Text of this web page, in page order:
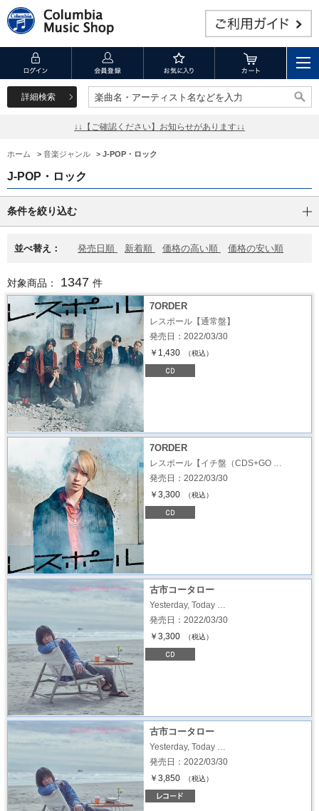
詳細検索 楽曲名・アーティスト名などを入力
楽曲名・アーティスト名などを入力
↓↓【ご確認ください】お知らせがあります↓↓
ホーム > 音楽ジャンル > J-POP・ロック
J-POP・ロック
条件を絞り込む
並べ替え： 発売日順 新着順 価格の高い順 価格の安い順
対象商品： 1347 件
7ORDER
レスポール【通常盤】
発売日：2022/03/30
￥1,430
（税込）
7ORDER
レスポール【イチ盤（CDS+GO …
発売日：2022/03/30
￥3,300
（税込）
古市コータロー
Yesterday, Today …
発売日：2022/03/30
￥3,300
（税込）
古市コータロー
Yesterday, Today …
発売日：2022/03/30
￥3,850
（税込）